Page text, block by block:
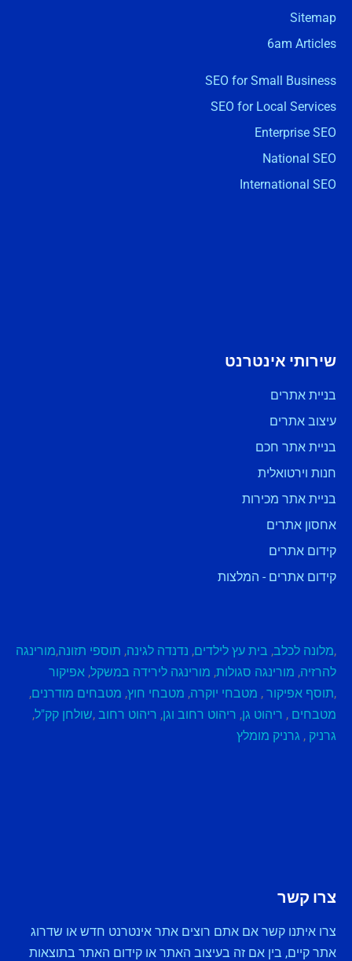
Sitemap
6am Articles
SEO for Small Business
SEO for Local Services
Enterprise SEO
National SEO
International SEO
שירותי אינטרנט
בניית אתרים
עיצוב אתרים
בניית אתר חכם
חנות וירטואלית
בניית אתר מכירות
אחסון אתרים
קידום אתרים
קידום אתרים - המלצות
,מלונה לכלב, בית עץ לילדים, נדנדה לגינה, תוספי תזונה,מורינגה
להרזיה, מורינגה סגולות, מורינגה לירידה במשקל, אפיקור
,תוסף אפיקור , מטבחי יוקרה, מטבחי חוץ, מטבחים מודרנים,
מטבחים , ריהוט גן, ריהוט רחוב וגן, ריהוט רחוב ,שולחן קק"ל,
גרניק , גרניק מומלץ
צרו קשר
צרו איתנו קשר אם אתם רוצים אתר אינטרנט חדש או שדרוג
אתר קיים, בין אם זה בעיצוב האתר או קידום האתר בתוצאות